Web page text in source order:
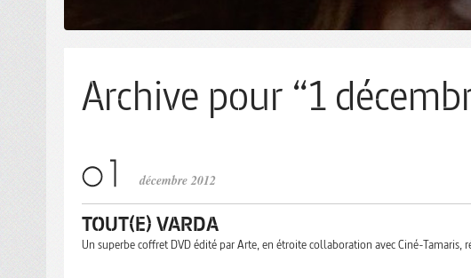
Archive pour “1
décembre 2012
TOUT(E) VARDA
Un superbe coffret DVD édité par Arte, en étroite collaboration avec Ciné-